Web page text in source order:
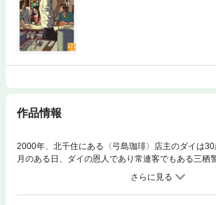
作品情報
2000年、北千住にある〈弓島珈琲〉店主のダイは
月のある日、ダイの恩人であり常連客でもある三栖
いうメッセージを残して失踪した。三栖の部下であ
ッセージを手掛かりに店を訪ねてきたのだ。店を手
からは、大学の同級生で親友の梨香と連絡が取れな